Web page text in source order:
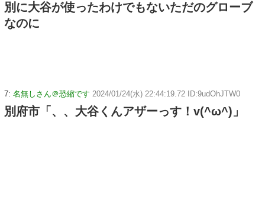
別に大谷が使ったわけでもないただのグローブ
なのに
7: 名無しさん＠恐縮です 2024/01/24(水) 22:44:19.72 ID:9udOhJTW0
別府市「、、大谷くんアザーっす！v(^ω^)」